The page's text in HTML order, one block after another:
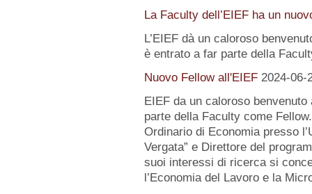
La Faculty dell’EIEF ha un
L’EIEF dà un caloroso
è entrato a far parte della
Nuovo Fellow all'EIEF 2024-06-
EIEF da un caloroso
parte della Faculty come
Ordinario di Economia presso
Vergata” e Direttore del
suoi interessi di ricerca si
l’Economia del Lavoro e la